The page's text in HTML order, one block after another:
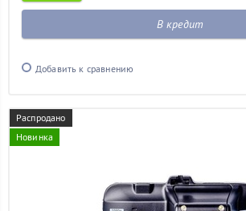
В кредит
Добавить к сравнению
Распродано
Новинка